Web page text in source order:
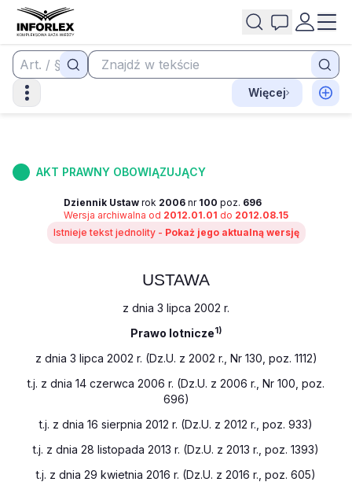
Więcej
AKT PRAWNY OBOWIĄZUJĄCY
Dziennik Ustaw rok 2006 nr 100 poz. 696
Wersja archiwalna od 2012.01.01 do 2012.08.15
Istnieje tekst jednolity - Pokaż jego aktualną wersję
USTAWA
z dnia 3 lipca 2002 r.
Prawo lotnicze1)
z dnia 3 lipca 2002 r. (Dz.U. z 2002 r., Nr 130, poz. 1112)
t.j. z dnia 14 czerwca 2006 r. (Dz.U. z 2006 r., Nr 100, poz.
696)
t.j. z dnia 16 sierpnia 2012 r. (Dz.U. z 2012 r., poz. 933)
t.j. z dnia 28 listopada 2013 r. (Dz.U. z 2013 r., poz. 1393)
t.j. z dnia 29 kwietnia 2016 r. (Dz.U. z 2016 r., poz. 605)